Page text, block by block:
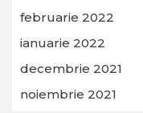
februarie 2022
ianuarie 2022
decembrie 2021
noiembrie 2021